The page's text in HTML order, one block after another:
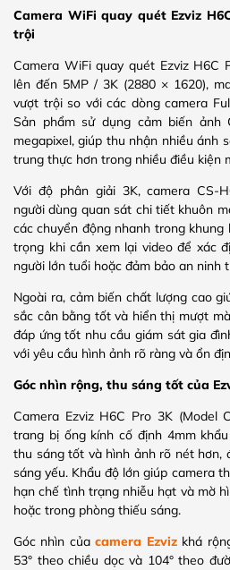
Camera WiFi quay quét Ezviz
trội
Camera WiFi quay quét Ezviz H6C
lên đến 5MP / 3K (2880 × 1620),
vượt trội so với các dòng camera
Sản phẩm sử dụng cảm biến ảnh
megapixel, giúp thu nhận nhiều ánh
trung thực hơn trong nhiều điều kiện
Với độ phân giải 3K, camera CS-
người dùng quan sát chi tiết khuôn
các chuyển động nhanh trong
trọng khi cần xem lại video để xác
người lớn tuổi hoặc đảm bảo an ninh
Ngoài ra, cảm biến chất lượng cao
sắc cân bằng tốt và hiển thị mượt
đáp ứng tốt nhu cầu giám sát gia
với yêu cầu hình ảnh rõ ràng và ổn
Góc nhìn rộng, thu sáng tốt của
Camera Ezviz H6C Pro 3K (Model
trang bị ống kính cố định 4mm
thu sáng tốt và hình ảnh rõ nét hơn,
sáng yếu. Khẩu độ lớn giúp camera
hạn chế tình trạng nhiễu hạt và mờ
hoặc trong phòng thiếu sáng.
Góc nhìn củacamera Ezvizkhá
53° theo chiều dọc và 104° theo